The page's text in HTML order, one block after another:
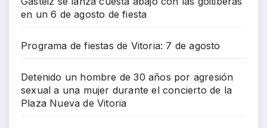
en un 6 de agosto de fiesta
Programa de fiestas de Vitoria: 7 de agosto
Detenido un hombre de 30 años por agresión
sexual a una mujer durante el concierto de la
Plaza Nueva de Vitoria